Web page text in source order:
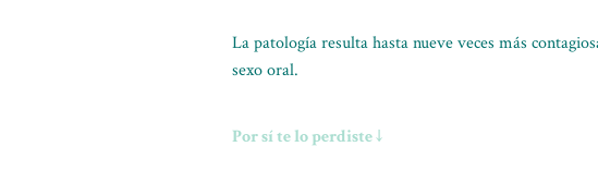
La patología resulta hasta nueve veces más
sexo oral.
Por sí te lo perdiste ↓